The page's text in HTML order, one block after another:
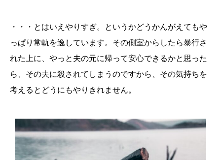
・・・とはいえやりすぎ。というかどうかんがえてもや
っぱり常軌を逸しています。その側室からしたら暴行さ
れた上に、やっと夫の元に帰って安心できるかと思った
ら、その夫に殺されてしまうのですから、その気持ちを
考えるとどうにもやりきれません。